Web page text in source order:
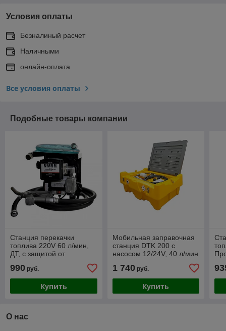
Условия оплаты
Безналиный расчет
Наличными
онлайн-оплата
Все условия оплаты
Подобные товары компании
Станция перекачки
топлива 220V 60 л/мин,
ДТ, с защитой от
БАК.12061
990 руб.
Купить
Мобильная заправочная
станция DTK 200 с
насосом 12/24V, 40 л/мин
1 740руб.
Купить
О нас